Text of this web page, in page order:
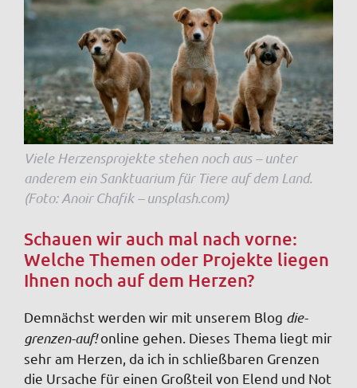
Viele Herzensprojekte stehen noch aus – unter
anderem ein Sanktuarium für Tiere auf dem Land.
(Foto: Anoir Chafik – unsplash.com)
Schauen wir auch mal nach vorne:
Welche Themen oder Projekte liegen
Ihnen noch auf dem Herzen?
Demnächst werden wir mit unserem Blog die-
grenzen-auf!online gehen. Dieses Thema liegt mir
sehr am Herzen, da ich in schließbaren Grenzen
die Ursache für einen Großteil von Elend und Not